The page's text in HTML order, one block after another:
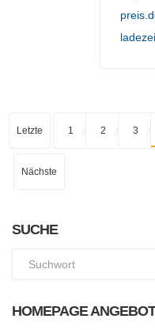
Letzte 1 2 3
Nächste
SUCHE
HOMEPAGE ANGEBOT